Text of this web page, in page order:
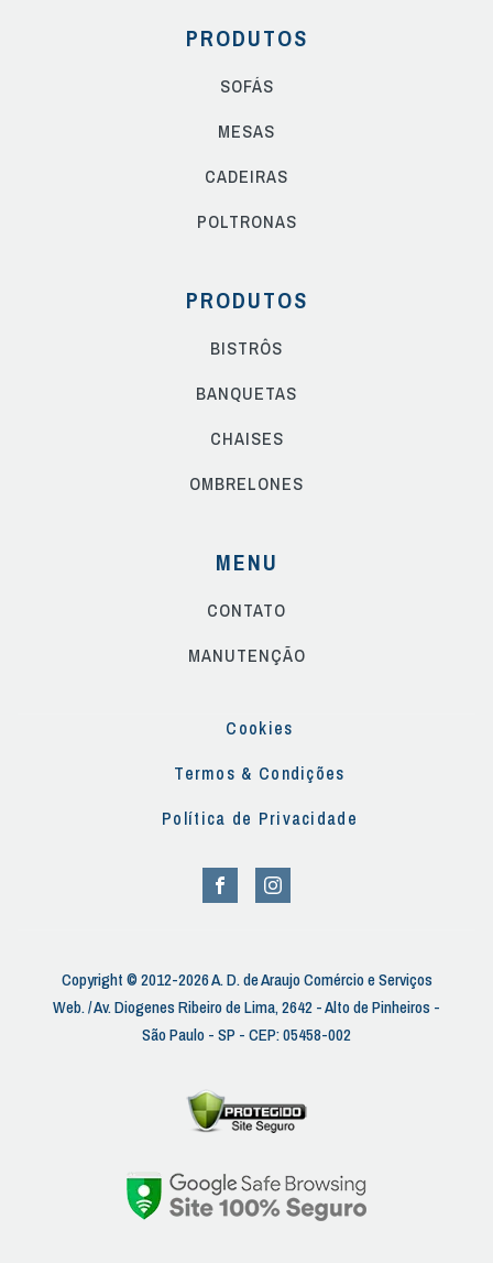
PRODUTOS
SOFÁS
MESAS
CADEIRAS
POLTRONAS
PRODUTOS
BISTRÔS
BANQUETAS
CHAISES
OMBRELONES
MENU
CONTATO
MANUTENÇÃO
Cookies
Termos & Condições
Política de Privacidade
Copyright © 2012-2026 A. D. de Araujo Comércio e Serviços
Web. / Av. Diogenes Ribeiro de Lima, 2642 - Alto de Pinheiros -
São Paulo - SP - CEP: 05458-002